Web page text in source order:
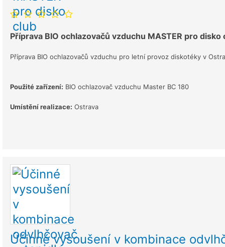
Příprava BIO ochlazovačů vzduchu MASTER pro disko
Příprava BIO ochlazovačů vzduchu pro letní provoz diskotéky v
Použité zařízení: BIO ochlazovač vzduchu Master BC 180
Umístění realizace: Ostrava
Účinné vysoušení v kombinace